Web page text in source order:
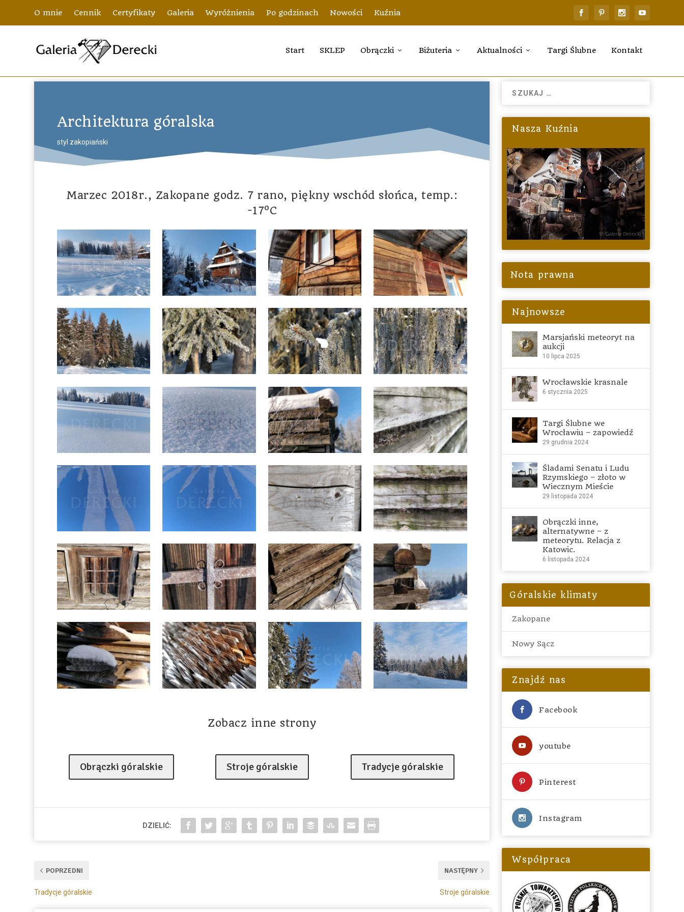
O mnie Cennik Certyfikaty Galeria Wyróżnienia Po godzinach Nowości Kuźnia
Start SKLEP Obrączki Biżuteria Aktualności Targi Ślubne Kontakt
Architektura góralska
styl zakopiański
Marzec 2018r., Zakopane godz. 7 rano, piękny wschód słońca, temp.:
-17ºC
Zobacz inne strony
Obrączki góralskie Stroje góralskie Tradycje góralskie
DZIELIĆ:
POPRZEDNI
Tradycje góralskie
NASTĘPNY
Stroje góralskie
Nasza Kuźnia
Nota prawna
Najnowsze
Marsjański meteoryt na
aukcji
10 lipca 2025
Wrocławskie krasnale
6 stycznia 2025
Targi Ślubne we
Wrocławiu – zapowiedź
29 grudnia 2024
Śladami Senatu i Ludu
Rzymskiego – złoto w
Wiecznym Mieście
29 listopada 2024
Obrączki inne,
alternatywne – z
meteorytu. Relacja z
Katowic.
6 listopada 2024
Góralskie klimaty
Zakopane
Nowy Sącz
Znajdź nas
Facebook
youtube
Pinterest
Instagram
Współpraca